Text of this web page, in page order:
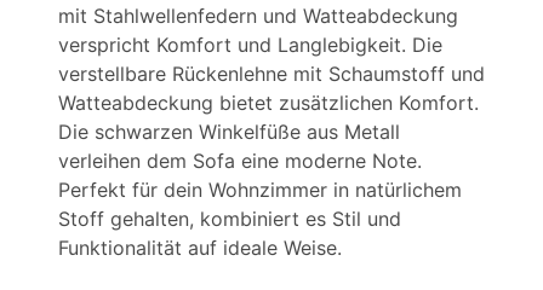
mit Stahlwellenfedern und Watteabdeckung
verspricht Komfort und Langlebigkeit. Die
verstellbare Rückenlehne mit Schaumstoff und
Watteabdeckung bietet zusätzlichen Komfort.
Die schwarzen Winkelfüße aus Metall
verleihen dem Sofa eine moderne Note.
Perfekt für dein Wohnzimmer in natürlichem
Stoff gehalten, kombiniert es Stil und
Funktionalität auf ideale Weise.